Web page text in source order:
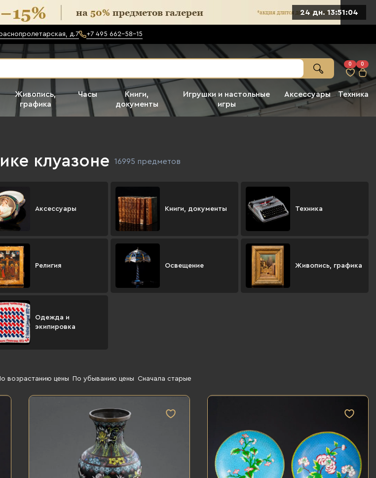
24 дн. 13:51:03
д.7 +7 495 662-58-15
0 0
Живопись,
графика
Часы
Книги,
документы
Игрушки и настольные
игры
Аксессуары Техника
клуазоне 16995 предметов
Аксессуары Книги, документы Техника
Религия Освещение Живопись, графика
Одежда и
экипировка
возрастанию цены По убыванию цены Сначала старые